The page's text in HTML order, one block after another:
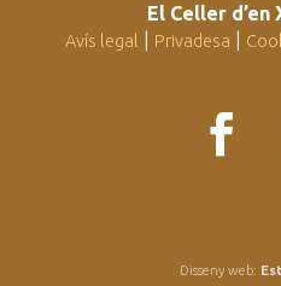
El Celler d’en
Avís legal Privadesa
Disseny web: